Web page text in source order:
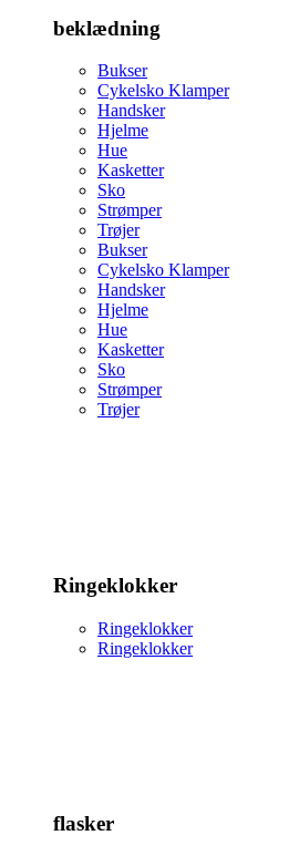
beklædning
Bukser
Cykelsko Klamper
Handsker
Hjelme
Hue
Kasketter
Sko
Strømper
Trøjer
Bukser
Cykelsko Klamper
Handsker
Hjelme
Hue
Kasketter
Sko
Strømper
Trøjer
Ringeklokker
Ringeklokker
Ringeklokker
flasker